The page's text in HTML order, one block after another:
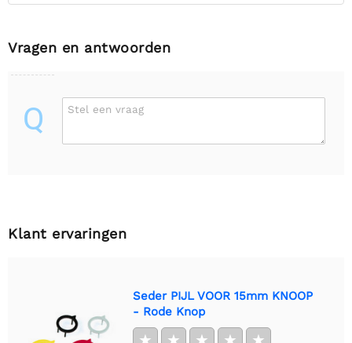
Vragen en antwoorden
Q Stel een vraag
Klant ervaringen
Seder PIJL VOOR 15mm KNOOP
- Rode Knop